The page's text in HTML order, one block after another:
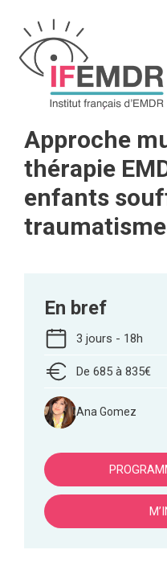
Approche
thérapie
enfants
En bref
3 jours - 18h
De 685 à 835€
Ana Gomez